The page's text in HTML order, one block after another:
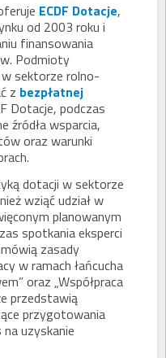
ECDF Dotacje,
od 2003 roku i
finansowania
Podmioty
sektorze rolno-
z bezpłatnej
Dotacje, podczas
źródła wsparcia,
oraz warunki
dotacji w sektorze
wziąć udział w
planowanym
spotkania eksperci
zasady
w ramach łańcucha
oraz „Współpraca
przedstawią
przygotowania
uzyskanie